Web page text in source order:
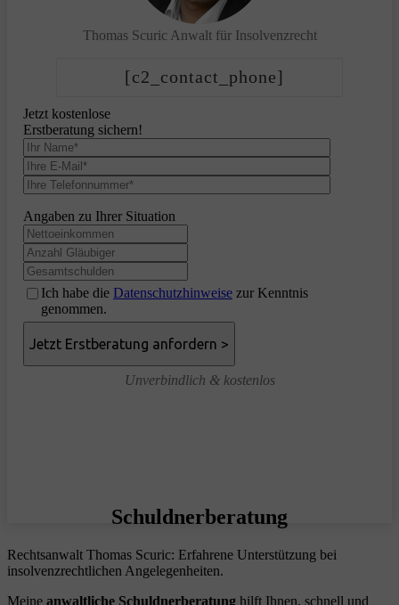
Thomas Scuric Anwalt für Insolvenzrecht
[c2_contact_phone]
Jetzt kostenlose
Erstberatung sichern!
Angaben zu Ihrer Situation
Ich habe die Datenschutzhinweise zur Kenntnis
genommen.
Unverbindlich & kostenlos
Schuldnerberatung
Rechtsanwalt Thomas Scuric: Erfahrene Unterstützung bei
insolvenzrechtlichen Angelegenheiten.
Meine anwaltliche Schuldnerberatung hilft Ihnen, schnell und